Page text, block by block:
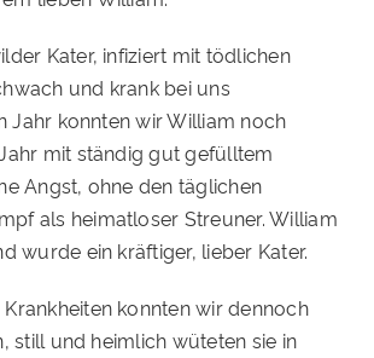
Kater, infiziert mit tödlichen
und krank bei uns
Jahr konnten wir William noch
mit ständig gut gefülltem
Angst, ohne den täglichen
als heimatloser Streuner. William
wurde ein kräftiger, lieber Kater.
konnten wir dennoch
still und heimlich wüteten sie in